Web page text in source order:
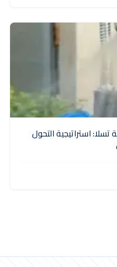
استراتيجية التحول